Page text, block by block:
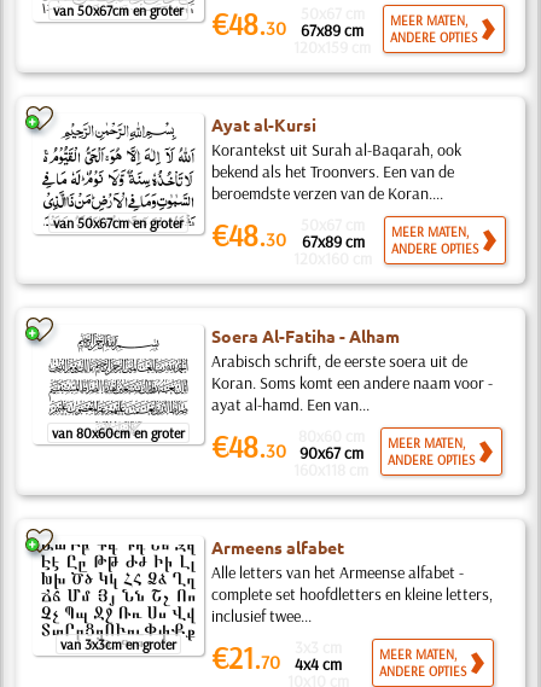
van 50x67cm en groter €48.30 67x89 cm
MEER MATEN,
ANDERE OPTIES
van 50x67cm en groter
Ayat al-Kursi
Korantekst uit Surah al-Baqarah, ook
bekend als het Troonvers. Een van de
beroemdste verzen van de Koran....
€48.30 67x89 cm
MEER MATEN,
ANDERE OPTIES
van 80x60cm en groter
Soera Al-Fatiha - Alham
Arabisch schrift, de eerste soera uit de
Koran. Soms komt een andere naam voor -
ayat al-hamd. Een van...
€48.30 90x67 cm
MEER MATEN,
ANDERE OPTIES
van 3x3cm en groter
Armeens alfabet
Alle letters van het Armeense alfabet -
complete set hoofdletters en kleine letters,
inclusief twee...
€21.70 4x4 cm
MEER MATEN,
ANDERE OPTIES